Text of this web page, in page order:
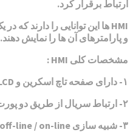
ارتباط برقرار کرد.
و پارامترهای آن ها را نمایش دهند.
مشخصات کلی HMI :
۱- دارای صفحه تاچ اسکرین و LCD
۲- ارتباط سریال از طریق دو پورت به صورت همزمان
۳- شبیه سازی off-line / on-line